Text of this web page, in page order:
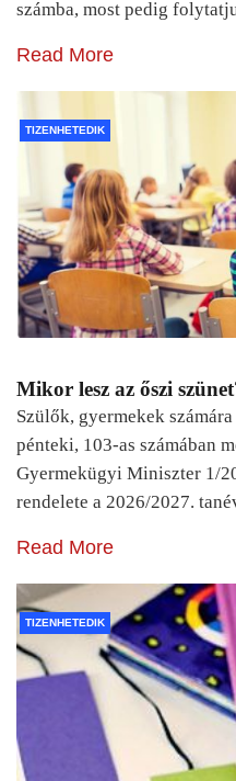
számba, most pedig
Read More
TIZENHETEDIK
Mikor lesz az őszi
Szülők, gyermekek
pénteki, 103-as számában
Gyermekügyi Miniszter 1/
rendelete a 2026/2027.
Read More
TIZENHETEDIK